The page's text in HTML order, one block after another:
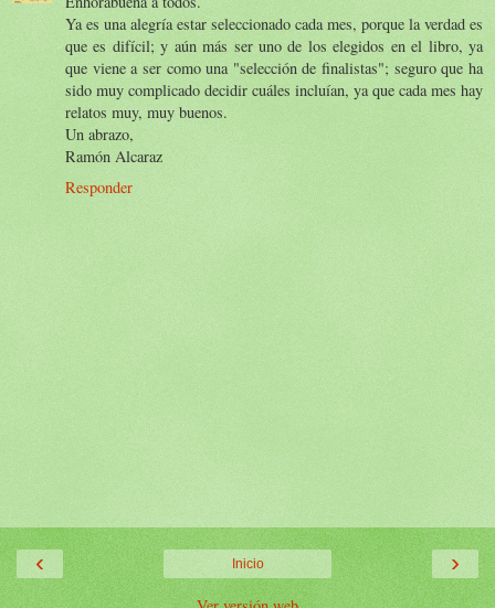
Ya es una alegría estar seleccionado cada mes, porque la verdad es
que es difícil; y aún más ser uno de los elegidos en el libro, ya
que viene a ser como una "selección de finalistas"; seguro que ha
sido muy complicado decidir cuáles incluían, ya que cada mes hay
relatos muy, muy buenos.
Un abrazo,
Ramón Alcaraz
Responder
‹ ›
Inicio